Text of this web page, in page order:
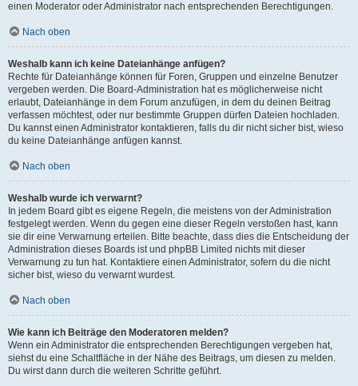
einen Moderator oder Administrator nach entsprechenden Berechtigungen.
Nach oben
Weshalb kann ich keine Dateianhänge anfügen?
Rechte für Dateianhänge können für Foren, Gruppen und einzelne Benutzer
vergeben werden. Die Board-Administration hat es möglicherweise nicht
erlaubt, Dateianhänge in dem Forum anzufügen, in dem du deinen Beitrag
verfassen möchtest, oder nur bestimmte Gruppen dürfen Dateien hochladen.
Du kannst einen Administrator kontaktieren, falls du dir nicht sicher bist, wieso
du keine Dateianhänge anfügen kannst.
Nach oben
Weshalb wurde ich verwarnt?
In jedem Board gibt es eigene Regeln, die meistens von der Administration
festgelegt werden. Wenn du gegen eine dieser Regeln verstoßen hast, kann
sie dir eine Verwarnung erteilen. Bitte beachte, dass dies die Entscheidung der
Administration dieses Boards ist und phpBB Limited nichts mit dieser
Verwarnung zu tun hat. Kontaktiere einen Administrator, sofern du die nicht
sicher bist, wieso du verwarnt wurdest.
Nach oben
Wie kann ich Beiträge den Moderatoren melden?
Wenn ein Administrator die entsprechenden Berechtigungen vergeben hat,
siehst du eine Schaltfläche in der Nähe des Beitrags, um diesen zu melden.
Du wirst dann durch die weiteren Schritte geführt.